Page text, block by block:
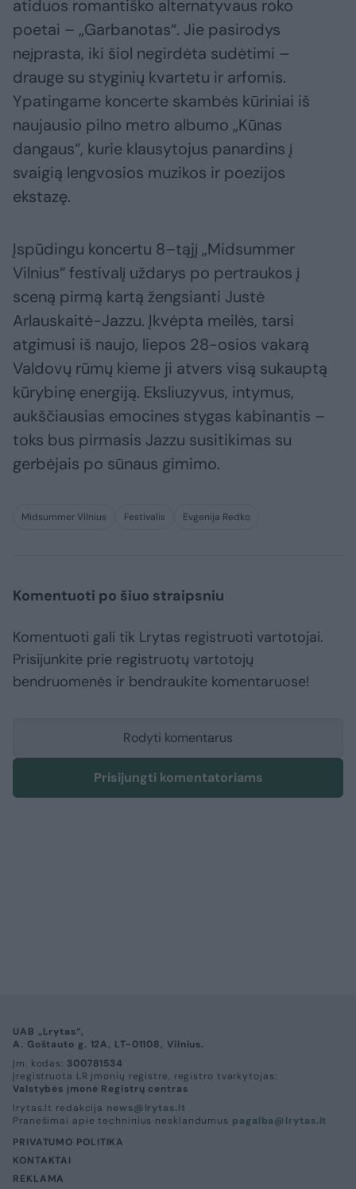
atiduos romantiško alternatyvaus roko
poetai – „Garbanotas“. Jie pasirodys
neįprasta, iki šiol negirdėta sudėtimi –
drauge su styginių kvartetu ir arfomis.
Ypatingame koncerte skambės kūriniai iš
naujausio pilno metro albumo „Kūnas
dangaus“, kurie klausytojus panardins į
svaigią lengvosios muzikos ir poezijos
ekstazę.
Įspūdingu koncertu 8–tąjį „Midsummer
Vilnius“ festivalį uždarys po pertraukos į
sceną pirmą kartą žengsianti Justė
Arlauskaitė-Jazzu. Įkvėpta meilės, tarsi
atgimusi iš naujo, liepos 28-osios vakarą
Valdovų rūmų kieme ji atvers visą sukauptą
kūrybinę energiją. Eksliuzyvus, intymus,
aukščiausias emocines stygas kabinantis –
toks bus pirmasis Jazzu susitikimas su
gerbėjais po sūnaus gimimo.
Midsummer Vilnius Festivalis Evgenija Redko
Komentuoti po šiuo straipsniu
Komentuoti gali tik Lrytas registruoti vartotojai.
Prisijunkite prie registruotų vartotojų
bendruomenės ir bendraukite komentaruose!
Rodyti komentarus
Prisijungti komentatoriams
UAB „Lrytas“,
A. Goštauto g. 12A, LT-01108, Vilnius.
Įm. kodas: 300781534
Įregistruota LR įmonių registre, registro tvarkytojas:
Valstybės įmonė Registrų centras
lrytas.lt redakcija news@lrytas.lt
Pranešimai apie techninius nesklandumus pagalba@lrytas.lt
PRIVATUMO POLITIKA
KONTAKTAI
REKLAMA